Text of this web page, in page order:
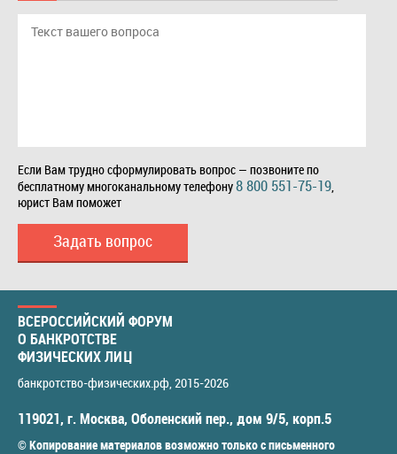
Если Вам трудно сформулировать вопрос — позвоните по
бесплатному многоканальному телефону8 800 551-75-19,
юрист Вам поможет
Задать вопрос
ВСЕРОССИЙСКИЙ ФОРУМ
О БАНКРОТСТВЕ
ФИЗИЧЕСКИХ ЛИЦ
банкротство-физических.рф, 2015-2026
119021, г. Москва, Оболенский пер., дом 9/5, корп.5
© Копирование материалов возможно только с письменного